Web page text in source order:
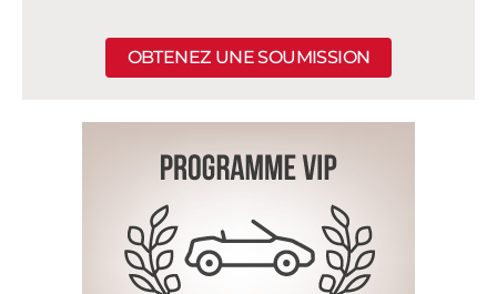
OBTENEZ UNE SOUMISSION